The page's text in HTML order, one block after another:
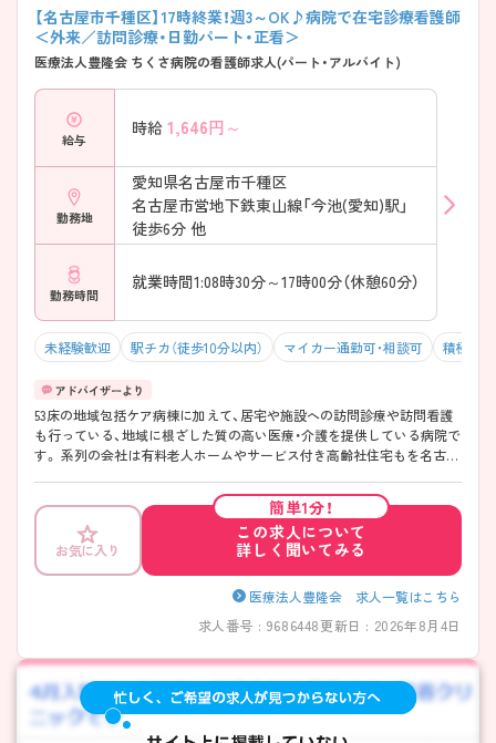
との両立がしやすい環境です ――――――――――――――― ■ 安定
した収入を得ながら働けます ――――――――――――――― 長く続
けやすい給与面もポイントです。 ・賞与は年2回の合計4か月分の支給 ・
経験やスキルに応じた給与体系を採用 ・各種手当が整っており、毎月の
収入が安定 → 日々の頑張りが評価につながります
――――――――――――――― ■ 一歩ずつ成長できる教育環境
――――――――――――――― 経験に合わせたフォローがあるので
安心です。 ・経験年数に応じたサポート担当がつき、丁寧に指導 ・年間を
通じた教育プログラムで丁寧に基礎から着実に習得 ・院内研修も充実し
ており、業務理解を深めながら学べます →他にも専門性に富んだ様々な
院内研修があるので学べる環境がそろっています
――――――――――――――― ■ チームで支え合える職場です♪
――――――――――――――― 日々の業務に集中しやすい環境です。
・病棟全体の顔が見える規模感で、連携がスムーズ ・幅広い年齢層が在籍
し、落ち着いた雰囲気 ・業務分担が明確で、負担が偏らない運営を大切に
しています
【名古屋市千種区】17時終業！週3～OK♪病院で在宅診療看護師
＜外来／訪問診療・日勤パート・正看＞
医療法人豊隆会 ちくさ病院の看護師求人(パート・アルバイト)
給与
時給 1,646円～
勤務地
愛知県名古屋市千種区
名古屋市営地下鉄東山線「今池(愛知)駅」
徒歩6分 他
勤務時間
就業時間1:08時30分～17時00分（休憩60分）
未経験歓迎 駅チカ（徒歩10分以内） マイカー通勤可・相談可 積極採
53床の地域包括ケア病棟に加えて、居宅や施設への訪問診療や訪問看護
も行っている、地域に根ざした質の高い医療・介護を提供している病院で
す。 系列の会社は有料老人ホームやサービス付き高齢社住宅もを名古屋
隆会グループです。 「あらゆる生活ステージで健康を見守り、豊かな地域
づくりに貢献します。」を理念として、患者さまのニーズに対応した入院
から在宅後までをサポートする体制の強化への取り組みを行っていま
す。 また、残業なく、オンコール業務もないので、プライベートと両立し
ながら働くことができます。ご興味のある方はお気軽にご相談くださ
お気に入り
簡単1分！
この求人について
詳しく聞いてみる
医療法人豊隆会 求人一覧はこちら
求人番号 : 9686448更新日 : 2026年8月4日